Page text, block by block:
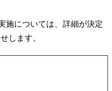
施については、詳細が決定
します。